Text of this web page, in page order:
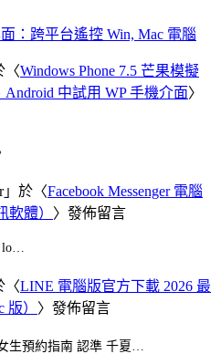
：跨平台遙控 Win, Mac 電腦
〈Windows Phone 7.5 芒果模擬
Android 中試用 WP 手機介面〉
」於〈Facebook Messenger 電腦
軟體） 〉發佈留言
〈LINE 電腦版官方下載 2026 最
版） 〉發佈留言
生預約指南 認準 千夏…